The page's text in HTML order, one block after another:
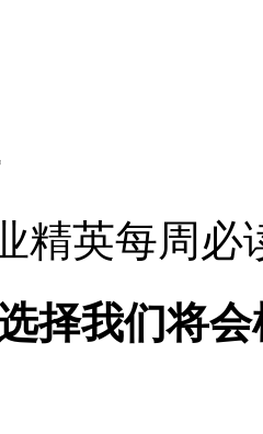
精英每周
择我们将